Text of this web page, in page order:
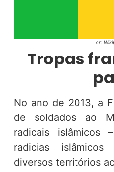
cr:
Tropas
No ano de 2013, a
de soldados ao
radicais islâmicos
radicias islâmicos
diversos territórios